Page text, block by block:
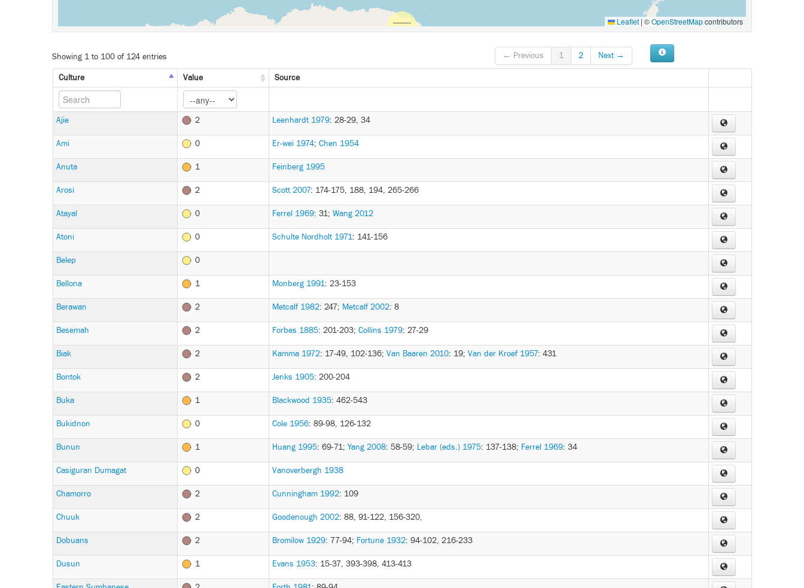
Leaflet | ©OpenStreetMapcontributors
Showing 1 to 100 of 124 entries ← Previous 1 2 Next →
Culture Value Source
Ajie 2 Leenhardt 1979: 28-29, 34
Ami 0 Er-wei 1974; Chen 1954
Anuta 1 Feinberg 1995
Arosi 2 Scott 2007: 174-175, 188, 194, 265-266
Atayal 0 Ferrel 1969: 31; Wang 2012
Atoni 0 Schulte Nordholt 1971: 141-156
Belep 0
Bellona 1 Monberg 1991: 23-153
Berawan 2 Metcalf 1982: 247; Metcalf 2002: 8
Besemah 2 Forbes 1885: 201-203; Collins 1979: 27-29
Biak 2 Kamma 1972: 17-49, 102-136; Van Baaren 2010: 19; Van der Kroef 1957: 431
Bontok 2 Jenks 1905: 200-204
Buka 1 Blackwood 1935: 462-543
Bukidnon 0 Cole 1956: 89-98, 126-132
Bunun 1 Huang 1995: 69-71; Yang 2008: 58-59; Lebar (eds.) 1975: 137-138; Ferrel 1969: 34
Casiguran Dumagat 0 Vanoverbergh 1938
Chamorro 2 Cunningham 1992: 109
Chuuk 2 Goodenough 2002: 88, 91-122, 156-320,
Dobuans 2 Bromilow 1929: 77-94; Fortune 1932: 94-102, 216-233
Dusun 1 Evans 1953: 15-37, 393-398, 413-413